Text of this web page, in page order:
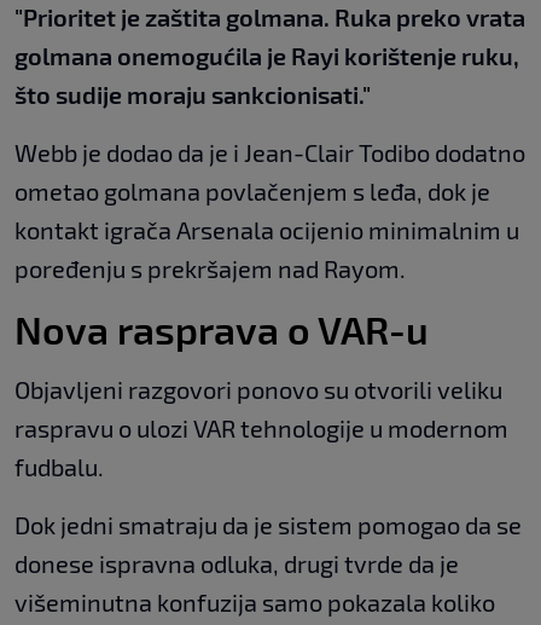
"Prioritet je zaštita golmana. Ruka preko vrata
golmana onemogućila je Rayi korištenje ruku,
što sudije moraju sankcionisati."
Webb je dodao da je i Jean-Clair Todibo dodatno
ometao golmana povlačenjem s leđa, dok je
kontakt igrača Arsenala ocijenio minimalnim u
poređenju s prekršajem nad Rayom.
Nova rasprava o VAR-u
Objavljeni razgovori ponovo su otvorili veliku
raspravu o ulozi VAR tehnologije u modernom
fudbalu.
Dok jedni smatraju da je sistem pomogao da se
donese ispravna odluka, drugi tvrde da je
višeminutna konfuzija samo pokazala koliko